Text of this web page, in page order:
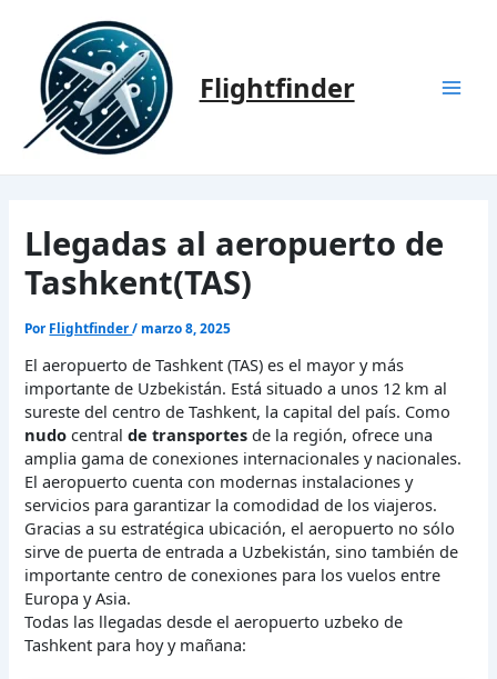
contenido
Flightfinder
Llegadas al aeropuerto de
Tashkent(TAS)
Por Flightfinder/ marzo 8, 2025
El aeropuerto de Tashkent (TAS) es el mayor y más
importante de Uzbekistán. Está situado a unos 12 km al
sureste del centro de Tashkent, la capital del país. Como
nudo centralde transportes de la región, ofrece una
amplia gama de conexiones internacionales y nacionales.
El aeropuerto cuenta con modernas instalaciones y
servicios para garantizar la comodidad de los viajeros.
Gracias a su estratégica ubicación, el aeropuerto no sólo
sirve de puerta de entrada a Uzbekistán, sino también de
importante centro de conexiones para los vuelos entre
Europa y Asia.
Todas las llegadas desde el aeropuerto uzbeko de
Tashkent para hoy y mañana: